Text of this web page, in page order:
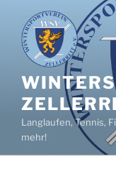
Inhalt
springen
Langlaufen, Tennis,
mehr!